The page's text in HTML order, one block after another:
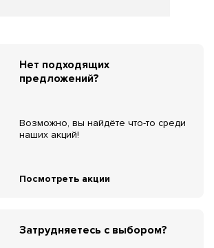
Нет подходящих
предложений?
Возможно, вы найдёте что-то среди
наших акций!
Посмотреть акции
Затрудняетесь с выбором?